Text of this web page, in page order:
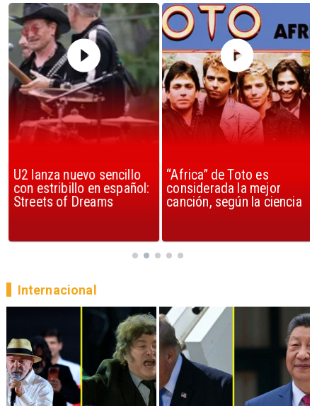
U2 lanza nuevo sencillo
con estribillo en español:
Streets of Dreams
“Africa” de Toto es
considerada la mejor
canción, según la ciencia
Internacional